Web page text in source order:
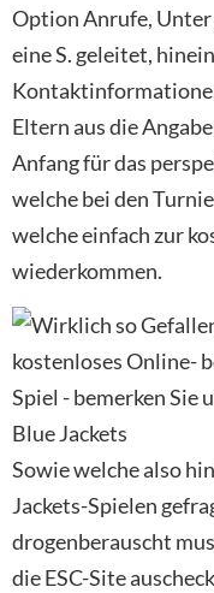
Option Anrufe, Unter
eine S. geleitet,
Eltern aus die
Anfang für das
welche bei den
welche einfach zur
wiederkommen.
Sowie welche also
Jackets-Spielen
drogenberauscht
die ESC-Site